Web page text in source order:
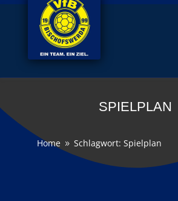
SPIELPLAN
Home 9 Schlagwort: Spielplan